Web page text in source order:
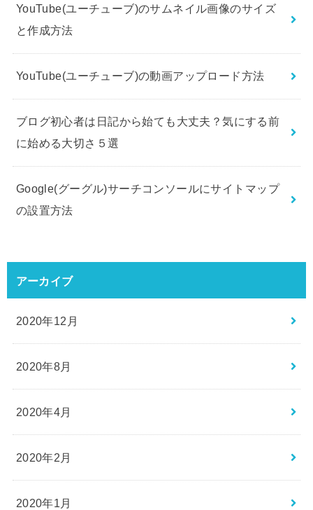
YouTube(ユーチューブ)のサムネイル画像のサイズ
と作成方法
YouTube(ユーチューブ)の動画アップロード方法
ブログ初心者は日記から始ても大丈夫？気にする前
に始める大切さ５選
Google(グーグル)サーチコンソールにサイトマップ
の設置方法
アーカイブ
2020年12月
2020年8月
2020年4月
2020年2月
2020年1月